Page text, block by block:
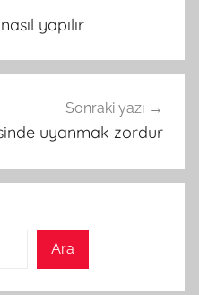
yapılır
Sonraki yazı
uyanmak zordur
Ara